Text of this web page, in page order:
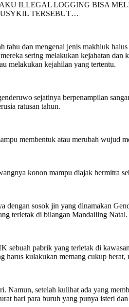
ILLEGAL LOGGING BISA
TERSEBUT…
dan mengenal jenis makhluk
sering melakukan kejahatan dan
melakukan kejahilan yang tertentu.
sejatinya berpenampilan
ratusan tahun.
membentuk atau merubah wujud
konon mampu diajak bermitra
dengan sosok jin yang dinamakan
terletak di bilangan Mandailing
sebuah pabrik yang terletak di
kulakukan memang cukup
Namun, setelah kulihat ada yang
bari para buruh yang punya isteri dan